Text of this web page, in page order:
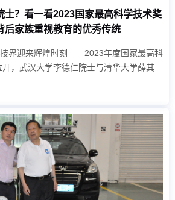
士？看一看2023国家最高科学技术奖
后家族重视教育的优秀传统
界迎来辉煌时刻——2023年度国家最高科
，武汉大学李德仁院士与清华大学薛其坤
巅峰。 在中国科技的浩瀚星